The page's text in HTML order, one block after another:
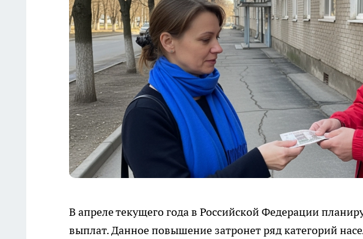
В апреле текущего года в Российской Федерации
выплат. Данное повышение затронет ряд категорий